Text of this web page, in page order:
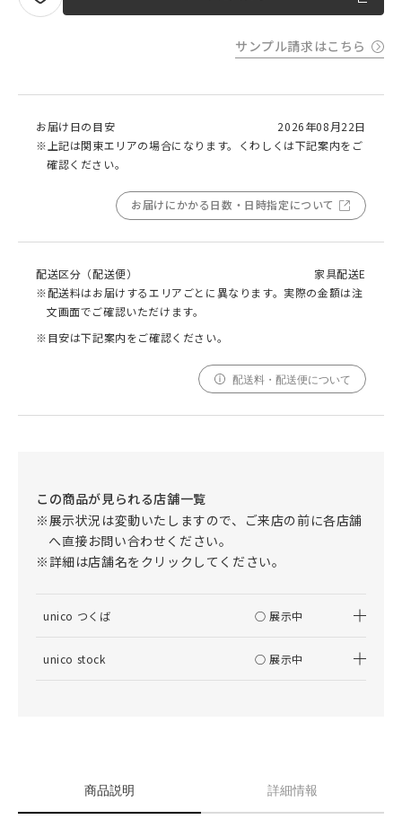
商品説明 詳細情報
サンプル請求はこちら
お届け日の目安
2026年08月22日
※上記は関東エリアの場合になります。くわしくは下記案内をご
確認ください。
お届けにかかる日数・日時指定について
配送区分（配送便）
家具配送E
※配送料はお届けするエリアごとに異なります。実際の金額は注
文画面でご確認いただけます。
※目安は下記案内をご確認ください。
配送料・配送便について
この商品が見られる店舗一覧
※展示状況は変動いたしますので、ご来店の前に各店舗
へ直接お問い合わせください。
※詳細は店舗名をクリックしてください。
unico つくば ○ 展示中
unico stock ○ 展示中